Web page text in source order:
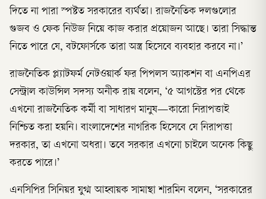
দিতে না পারা স্পষ্টত সরকারের ব্যর্থতা। রাজনৈতিক দলগুলোর
গুজব ও ফেক নিউজ নিয়ে কাজ করার প্রয়োজন আছে। তারা সিদ্ধান্ত
নিতে পারে যে, বটফোর্সকে তারা অস্ত্র হিসেবে ব্যবহার করবে না।’
রাজনৈতিক প্ল্যাটফর্ম নেটওয়ার্ক ফর পিপলস অ্যাকশন বা এনপিএর
সেন্ট্রাল কাউন্সিল সদস্য অনীক রায় বলেন, ‘৫ আগস্টের পর থেকে
এখনো রাজনৈতিক কর্মী বা সাধারণ মানুষ—কারো নিরাপত্তাই
নিশ্চিত করা হয়নি। বাংলাদেশের নাগরিক হিসেবে যে নিরাপত্তা
দরকার, তা এখনো অধরা। তবে সরকার এখনো চাইলে অনেক কিছু
করতে পারে।’
এনসিপির সিনিয়র যুগ্ম আহ্বায়ক সামান্থা শারমিন বলেন, ‘সরকারের